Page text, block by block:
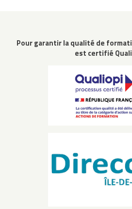
Pour garantir la qualité de
est certifié